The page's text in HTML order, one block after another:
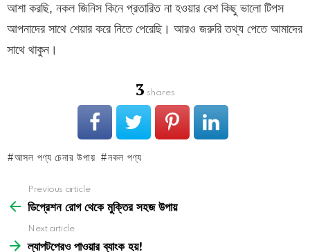
আশা করছি, নকল জিনিস কিনে প্রতারিত না হওয়ার বেশ কিছু ভালো টিপস
আপনাদের সাথে শেয়ার করে নিতে পেরেছি। আরও জরুরি তথ্য পেতে আমাদের
সাথে থাকুন।
3 shares
আসল পণ্য চেনার উপায় নকল পণ্য
more
Previous article
ডিপ্রেশন রোগ থেকে মুক্তির সহজ উপায়
Next article
ল্যাপটপেরও পাওয়ার ব্যাংক হয়!